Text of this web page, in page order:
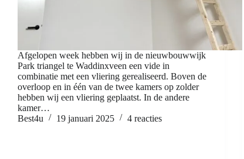
Afgelopen week hebben wij in de nieuwbouwwijk
Park triangel te Waddinxveen een vide in
combinatie met een vliering gerealiseerd. Boven de
overloop en in één van de twee kamers op zolder
hebben wij een vliering geplaatst. In de andere
kamer…
Best4u
19 januari 2025 4 reacties